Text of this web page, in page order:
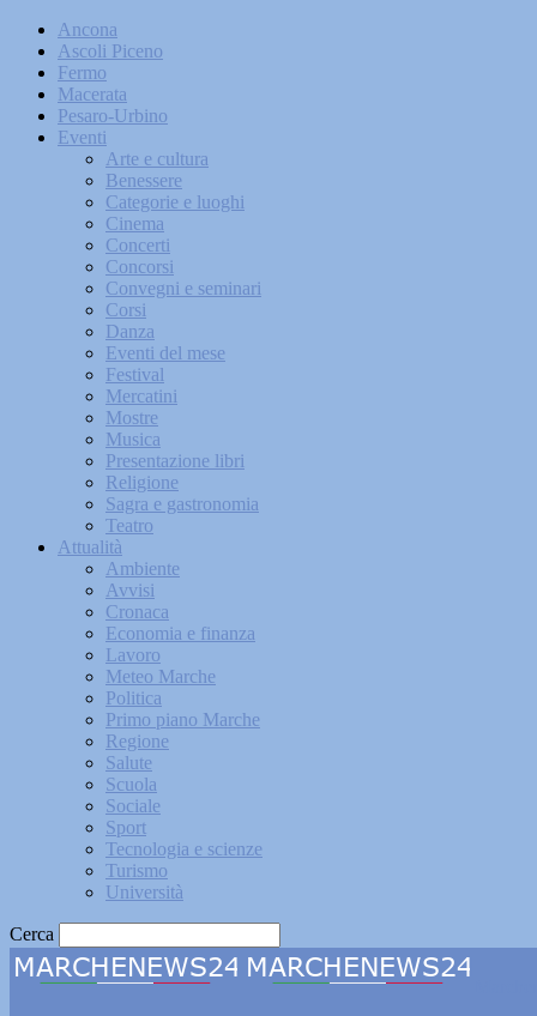
Ancona
Ascoli Piceno
Fermo
Macerata
Pesaro-Urbino
Eventi
Arte e cultura
Benessere
Categorie e luoghi
Cinema
Concerti
Concorsi
Convegni e seminari
Corsi
Danza
Eventi del mese
Festival
Mercatini
Mostre
Musica
Presentazione libri
Religione
Sagra e gastronomia
Teatro
Attualità
Ambiente
Avvisi
Cronaca
Economia e finanza
Lavoro
Meteo Marche
Politica
Primo piano Marche
Regione
Salute
Scuola
Sociale
Sport
Tecnologia e scienze
Turismo
Università
Cerca